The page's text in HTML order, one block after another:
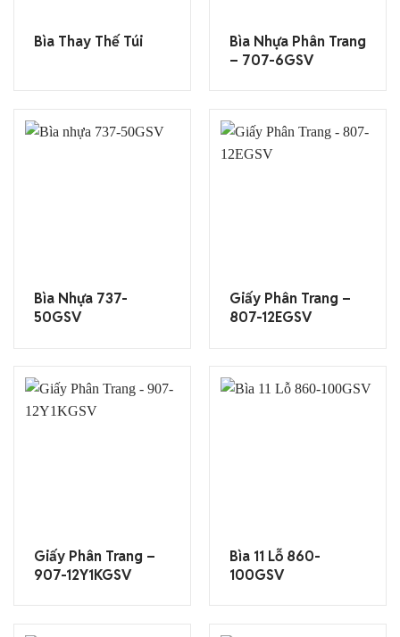
Bìa Thay Thế Túi
Bìa Nhựa Phân Trang
– 707-6GSV
Bìa Nhựa 737-
50GSV
Giấy Phân Trang –
807-12EGSV
Giấy Phân Trang –
907-12Y1KGSV
Bìa 11 Lỗ 860-
100GSV